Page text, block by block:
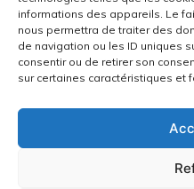
informations des appareils. Le
nous permettra de traiter des
de navigation ou les ID uniques
consentir ou de retirer son
sur certaines caractéristiques et